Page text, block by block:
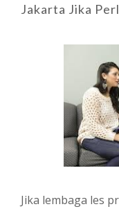
Jakarta Jika
Jika lembaga les